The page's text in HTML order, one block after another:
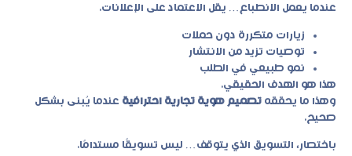
عندما يعمل الانطباع… يقل الاعتماد على الإعلانات.
زيارات متكررة دون حملات
توصيات تزيد من الانتشار
نمو طبيعي في الطلب
هذا هو الهدف الحقيقي.
وهذا ما يحققه تصميم هوية تجارية احترافية عندما يُبنى بشكل
صحيح.
باختصار، التسويق الذي يتوقف… ليس تسويقًا مستدامًا.